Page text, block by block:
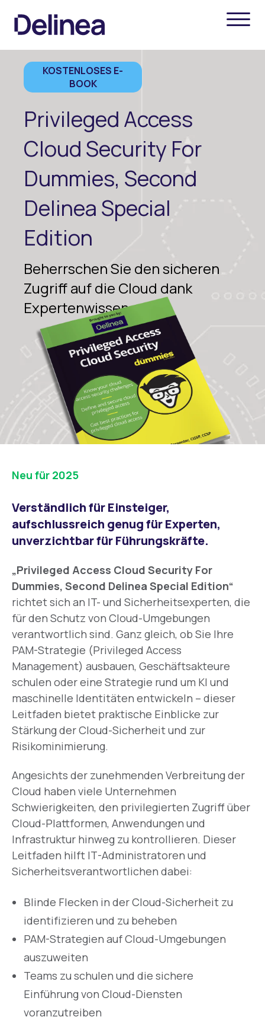
KOSTENLOSES E-
BOOK
Privileged Access
Cloud Security For
Dummies, Second
Delinea Special
Edition
Beherrschen Sie den sicheren
Zugriff auf die Cloud dank
Expertenwissen
Neu für 2025
Verständlich für Einsteiger,
aufschlussreich genug für Experten,
unverzichtbar für Führungskräfte.
„Privileged Access Cloud Security For
Dummies, Second Delinea Special Edition“
richtet sich an IT- und Sicherheitsexperten, die
für den Schutz von Cloud-Umgebungen
verantwortlich sind. Ganz gleich, ob Sie Ihre
PAM-Strategie (Privileged Access
Management) ausbauen, Geschäftsakteure
schulen oder eine Strategie rund um KI und
maschinelle Identitäten entwickeln – dieser
Leitfaden bietet praktische Einblicke zur
Stärkung der Cloud-Sicherheit und zur
Risikominimierung.
Angesichts der zunehmenden Verbreitung der
Cloud haben viele Unternehmen
Schwierigkeiten, den privilegierten Zugriff über
Cloud-Plattformen, Anwendungen und
Infrastruktur hinweg zu kontrollieren. Dieser
Leitfaden hilft IT-Administratoren und
Sicherheitsverantwortlichen dabei:
Blinde Flecken in der Cloud-Sicherheit zu
identifizieren und zu beheben
PAM-Strategien auf Cloud-Umgebungen
auszuweiten
Teams zu schulen und die sichere
Einführung von Cloud-Diensten
voranzutreiben